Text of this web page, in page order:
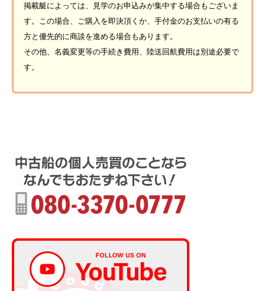
掲載艇によっては、見学のお申込みが集中する場合もございま
す。この場合、ご購入を即決頂くか、手付金のお支払いの有る
方と優先的に商談を進める場合もあります。
その他、名義変更等の手続き費用、陸送回航費用は別途必要で
す。